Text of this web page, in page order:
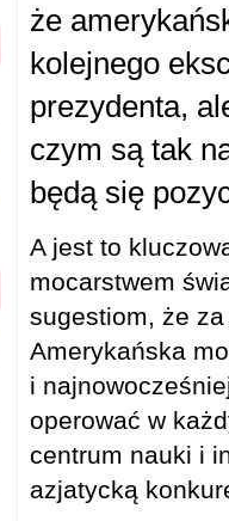
że
kolejnego
prezydenta,
czym są tak
będą się
A jest to
mocarstwem
sugestiom, że
Amerykańska
i
operować w
centrum nauki i
azjatycką